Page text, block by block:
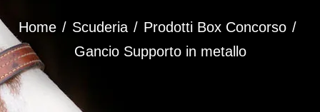
Home Scuderia
Prodotti Box Concorso
Gancio Supporto in metallo